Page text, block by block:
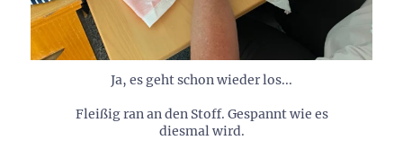
Ja, es geht schon wieder los...
Fleißig ran an den Stoff. Gespannt wie es
diesmal wird.